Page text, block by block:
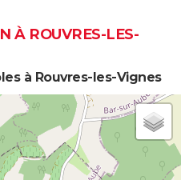
À ROUVRES-LES-
à Rouvres-les-Vignes